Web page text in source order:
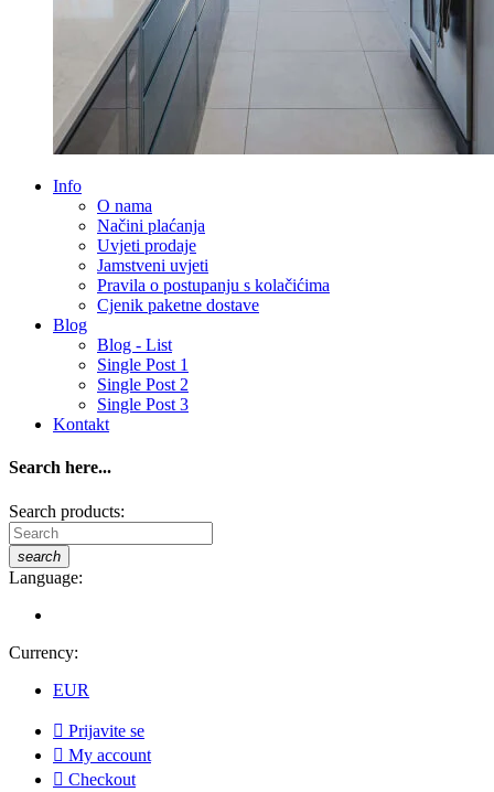
Info
O nama
Načini plaćanja
Uvjeti prodaje
Jamstveni uvjeti
Pravila o postupanju s kolačićima
Cjenik paketne dostave
Blog
Blog - List
Single Post 1
Single Post 2
Single Post 3
Kontakt
Search here...
Search products:
search
Language:
Currency:
EUR
 Prijavite se
 My account
 Checkout